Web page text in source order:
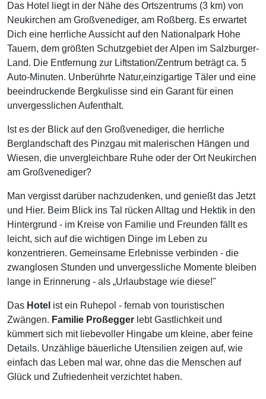
Das Hotel liegt in der Nähe des Ortszentrums (3 km) von
Neukirchen am Großvenediger, am Roßberg. Es erwartet
Dich eine herrliche Aussicht auf den Nationalpark Hohe
Tauern, dem größten Schutzgebiet der Alpen im Salzburger-
Land. Die Entfernung zur Liftstation/Zentrum beträgt ca. 5
Auto-Minuten. Unberührte Natur,einzigartige Täler und eine
beeindruckende Bergkulisse sind ein Garant für einen
unvergesslichen Aufenthalt.
Ist es der Blick auf den Großvenediger, die herrliche
Berglandschaft des Pinzgau mit malerischen Hängen und
Wiesen, die unvergleichbare Ruhe oder der Ort Neukirchen
am Großvenediger?
Man vergisst darüber nachzudenken, und genießt das Jetzt
und Hier. Beim Blick ins Tal rücken Alltag und Hektik in den
Hintergrund - im Kreise von Familie und Freunden fällt es
leicht, sich auf die wichtigen Dinge im Leben zu
konzentrieren. Gemeinsame Erlebnisse verbinden - die
zwanglosen Stunden und unvergessliche Momente bleiben
lange in Erinnerung - als „Urlaubstage wie diese!"
Das Hotel ist ein Ruhepol - fernab von touristischen
Zwängen. Familie Proßegger lebt Gastlichkeit und
kümmert sich mit liebevoller Hingabe um kleine, aber feine
Details. Unzählige bäuerliche Utensilien zeigen auf, wie
einfach das Leben mal war, ohne das die Menschen auf
Glück und Zufriedenheit verzichtet haben.